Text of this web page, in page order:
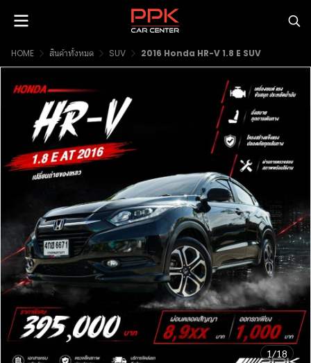
HOME สินค้าทั้งหมด SUV 2016 Honda HR-V 1.8 E SUV
1/18